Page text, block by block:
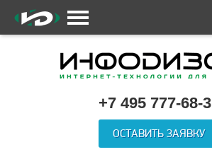
+7 495 777-68-
ОСТАВИТЬ ЗАЯВКУ